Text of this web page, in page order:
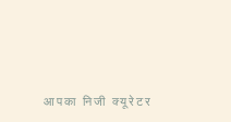
आपका निजी क्यूरेटर